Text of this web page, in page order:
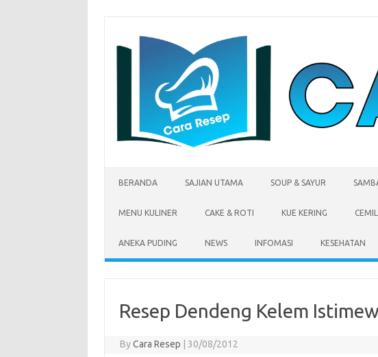
BERANDA SAJIAN UTAMA SOUP & SAYUR
MENU KULINER CAKE & ROTI KUE KERING
ANEKA PUDING NEWS INFOMASI KESEHATAN
Resep Dendeng Kelem
ByCara Resep | 30/08/2012